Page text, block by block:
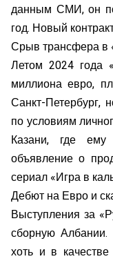
данным СМИ, он
год. Новый
Срыв трансфера в
Летом 2024 года
миллиона евро,
Санкт-Петербург,
по условиям
Казани, где
объявление о
сериал «Игра в
Дебют на Евро и
Выступления за
сборную
хоть и в